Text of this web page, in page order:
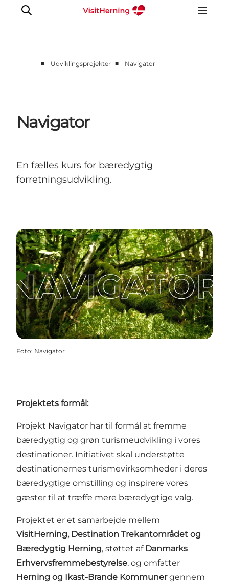
Turisme og marked
Udviklingsprojekter
Om VisitHerning
■ Udviklingsprojekter ■ Navigator
Navigator
En fælles kurs for bæredygtig
forretningsudvikling.
Foto: Navigator
Projektets formål:
Projekt Navigator har til formål at fremme
bæredygtig og grøn turismeudvikling i vores
destinationer. Initiativet skal understøtte
destinationernes turismevirksomheder i deres
bæredygtige omstilling og inspirere vores
gæster til at træffe mere bæredygtige valg.
Projektet er et samarbejde mellem
VisitHerning, Destination Trekantområdet og
Bæredygtig Herning, støttet af Danmarks
Erhvervsfremmebestyrelse, og omfatter
Herning og Ikast-Brande Kommunergennem